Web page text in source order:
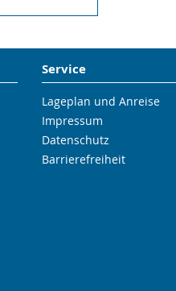
Service
Lageplan und Anreise
Impressum
Datenschutz
Barrierefreiheit